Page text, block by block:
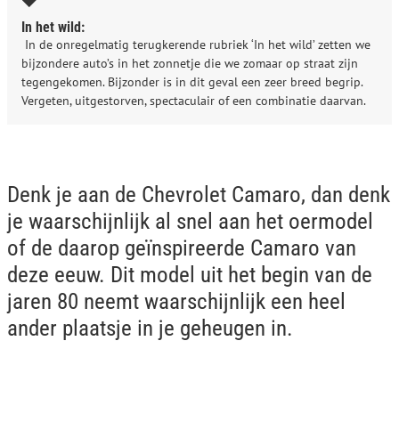
In het wild:
In de onregelmatig terugkerende rubriek ‘In het wild’ zetten we
bijzondere auto’s in het zonnetje die we zomaar op straat zijn
tegengekomen. Bijzonder is in dit geval een zeer breed begrip.
Vergeten, uitgestorven, spectaculair of een combinatie daarvan.
Denk je aan de Chevrolet Camaro, dan denk
je waarschijnlijk al snel aan het oermodel
of de daarop geïnspireerde Camaro van
deze eeuw. Dit model uit het begin van de
jaren 80 neemt waarschijnlijk een heel
ander plaatsje in je geheugen in.